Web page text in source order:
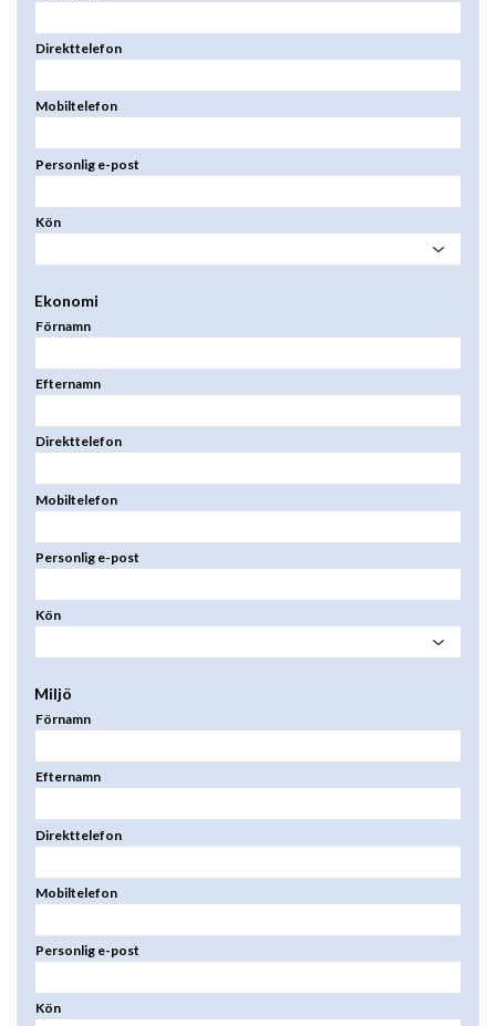
Direkttelefon
Mobiltelefon
Personlig e-post
Kön
Ekonomi
Förnamn
Efternamn
Direkttelefon
Mobiltelefon
Personlig e-post
Kön
Miljö
Förnamn
Efternamn
Direkttelefon
Mobiltelefon
Personlig e-post
Kön